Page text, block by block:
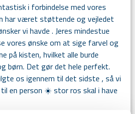
i forbindelse med vores
har været støttende og vejledet
vi havde . Jeres mindestue
vores ønske om at sige farvel og
på kisten, hvilket alle burde
børn. Det gør det hele perfekt.
os igennem til det sidste , så vi
en person ☀️ stor ros skal i have